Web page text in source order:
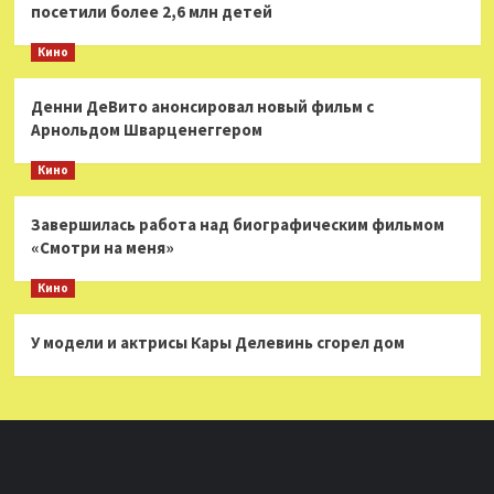
посетили более 2,6 млн детей
Кино
Денни ДеВито анонсировал новый фильм с
Арнольдом Шварценеггером
Кино
Завершилась работа над биографическим фильмом
«Смотри на меня»
Кино
У модели и актрисы Кары Делевинь сгорел дом